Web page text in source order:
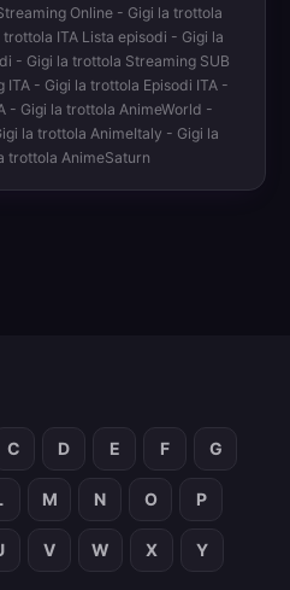
Online - Gigi la trottola
ITA Lista episodi - Gigi la
- Gigi la trottola Streaming SUB
- Gigi la trottola Episodi ITA -
- Gigi la trottola AnimeWorld -
la trottola AnimeItaly - Gigi la
trottola AnimeSaturn
C D E F G
M N O P
V W X Y